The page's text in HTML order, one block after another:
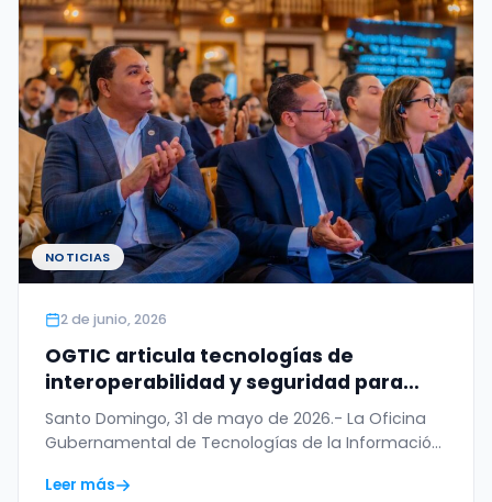
NOTICIAS
2 de junio, 2026
OGTIC articula tecnologías de
interoperabilidad y seguridad para
digitalizar el Permiso de Salida del
Menor
Santo Domingo, 31 de mayo de 2026.- La Oficina
Gubernamental de Tecnologías de la Información
Leer más